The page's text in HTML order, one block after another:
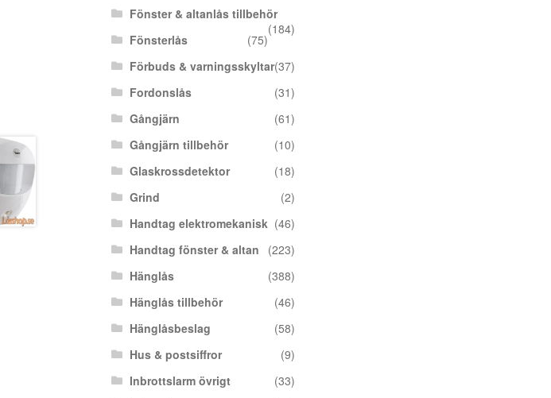
Fönster & altanlås tillbehör
(184)
Fönsterlås
(75)
Förbuds & varningsskyltar(37)
Fordonslås
(31)
Gångjärn
(61)
Gångjärn tillbehör
(10)
Glaskrossdetektor
(18)
Grind
(2)
Handtag elektromekanisk (46)
Handtag fönster & altan
(223)
Hänglås
(388)
Hänglås tillbehör
(46)
Hänglåsbeslag
(58)
Hus & postsiffror
(9)
Inbrottslarm övrigt
(33)